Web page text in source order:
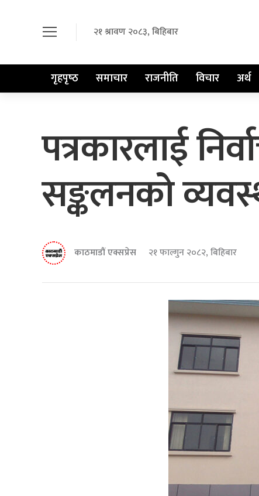
२१ श्रावण २०८३, बिहिबार
गृहपृष्‍ठ समाचार राजनीति विचार अर्थ
पत्रकारलाई
सङ्कलनको
काठमाडौं एक्सप्रेस २१ फाल्गुन २०८२, बिहिबार